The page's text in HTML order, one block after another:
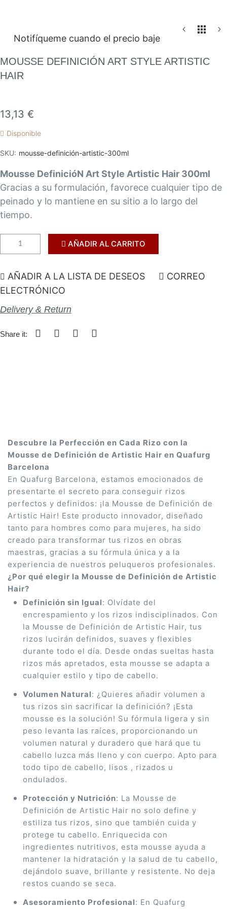
comienzo
de
Notifíqueme cuando el precio baje
MOUSSE DEFINICIÓN ART STYLE ARTISTIC
HAIR
13,13 €
Disponible
SKU mousse-definición-artistic-300ml
Mousse DefinicióN Art Style Artistic Hair 300ml
Gracias a su formulación, favorece cualquier tipo de
peinado y lo mantiene en su sitio a lo largo del
tiempo.
AÑADIR AL CARRITO
AÑADIR A LA LISTA DE DESEOS
CORREO
ELECTRÓNICO
Delivery & Return
Share it:
Descubre la Perfección en Cada Rizo con la
Mousse de Definición de Artistic Hair en Quafurg
Barcelona
En Quafurg Barcelona, estamos emocionados de
presentarte el secreto para conseguir rizos
perfectos y definidos: ¡la Mousse de Definición de
Artistic Hair! Este producto innovador, diseñado
tanto para hombres como para mujeres, ha sido
creado para transformar tus rizos en obras
maestras, gracias a su fórmula única y a la
experiencia de nuestros peluqueros profesionales.
¿Por qué elegir la Mousse de Definición de Artistic
Hair?
Definición sin Igual: Olvídate del
encrespamiento y los rizos indisciplinados. Con
la Mousse de Definición de Artistic Hair, tus
rizos lucirán definidos, suaves y flexibles
durante todo el día. Desde ondas sueltas hasta
rizos más apretados, esta mousse se adapta a
cualquier estilo y tipo de cabello.
Volumen Natural: ¿Quieres añadir volumen a
tus rizos sin sacrificar la definición? ¡Esta
mousse es la solución! Su fórmula ligera y sin
peso levanta las raíces, proporcionando un
volumen natural y duradero que hará que tu
cabello luzca más lleno y con cuerpo. Apto para
todo tipo de cabello, lisos , rizados u
ondulados.
Protección y Nutrición: La Mousse de
Definición de Artistic Hair no solo define y
estiliza tus rizos, sino que también cuida y
protege tu cabello. Enriquecida con
ingredientes nutritivos, esta mousse ayuda a
mantener la hidratación y la salud de tu cabello,
dejándolo suave, brillante y resistente. No deja
restos cuando se seca.
Asesoramiento Profesional: En Quafurg